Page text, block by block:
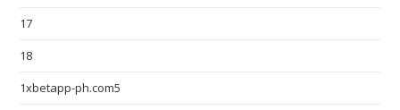
17
18
1xbetapp-ph.com5